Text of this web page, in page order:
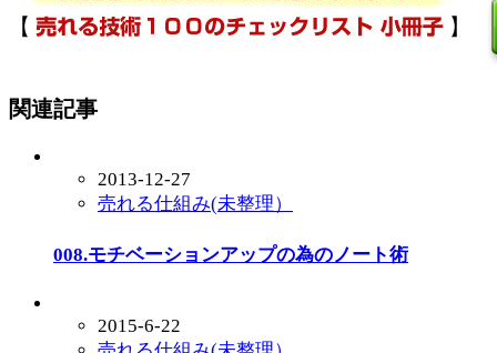
関連記事
2013-12-27
売れる仕組み(未整理）
008.モチベーションアップの為のノート術
2015-6-22